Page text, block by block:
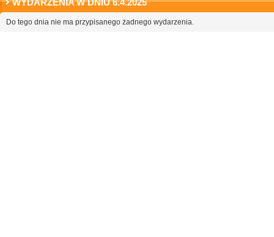
WYDARZENIA W DNIU 6.4.2025
Do tego dnia nie ma przypisanego żadnego wydarzenia.